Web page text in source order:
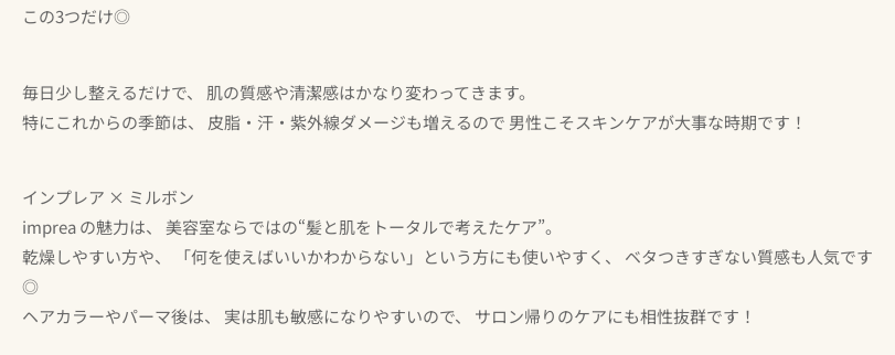
この3つだけ◎
毎日少し整えるだけで、 肌の質感や清潔感はかなり変わってきます。
特にこれからの季節は、 皮脂・汗・紫外線ダメージも増えるので 男性こそスキンケアが大事な時期です！
インプレア × ミルボン
imprea の魅力は、 美容室ならではの“髪と肌をトータルで考えたケア”。
乾燥しやすい方や、 「何を使えばいいかわからない」という方にも使いやすく、 ベタつきすぎない質感も人気です
◎
ヘアカラーやパーマ後は、 実は肌も敏感になりやすいので、 サロン帰りのケアにも相性抜群です！